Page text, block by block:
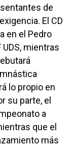
de
El CD
en el Pedro
mientras
lo propio en
su parte, el
a
que el
más